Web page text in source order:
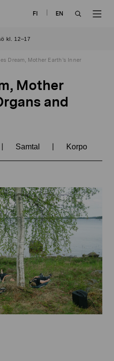
FI
EN
kl. 12–17
Dream, Mother Earth’s Inner
Mother
and
| Samtal | Korpo